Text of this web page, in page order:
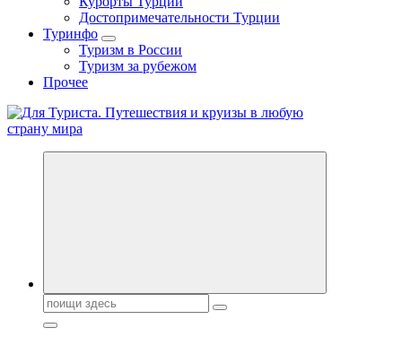
Достопримечательности Турции
Туринфо
Туризм в России
Туризм за рубежом
Прочее
Новости туризма, куда поехать на отдых, где провести отпуск.
Поиск: